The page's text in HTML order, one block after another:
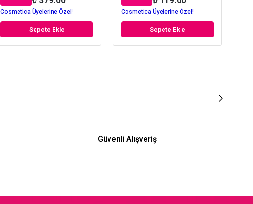
Cosmetica Üyelerine Özel!
Sepete Ekle
Cosmetica Üyelerine Özel!
Sepete Ekle
Güvenli Alışveriş